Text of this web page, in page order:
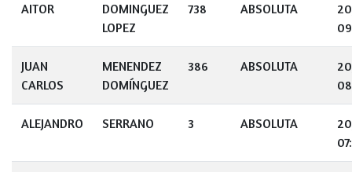
AITOR
DOMINGUEZ
LOPEZ
738 ABSOLUTA
JUAN
CARLOS
MENENDEZ
DOMÍNGUEZ
386 ABSOLUTA
ALEJANDRO SERRANO 3 ABSOLUTA